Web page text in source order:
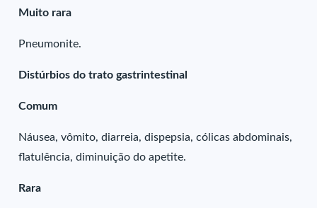
Muito rara
Pneumonite.
Distúrbios do trato gastrintestinal
Comum
Náusea, vômito, diarreia, dispepsia, cólicas abdominais,
flatulência, diminuição do apetite.
Rara